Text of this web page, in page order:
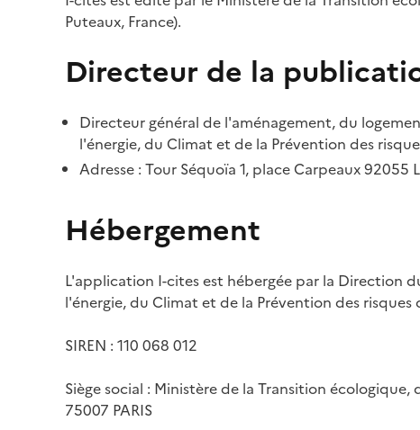
Puteaux, France).
Directeur de la
Directeur général de l'aménagement, du
l'énergie, du Climat et de la Prévention des
Adresse : Tour Séquoïa 1, place Carpeaux 92055
Hébergement
L'application I-cites est hébergée par la Direction
l'énergie, du Climat et de la Prévention des
SIREN : 110 068 012
Siège social : Ministère de la Transition
75007 PARIS